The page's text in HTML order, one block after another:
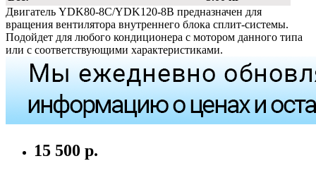
Двигатель YDK80-8C/YDK120-8B предназначен для
вращения вентилятора внутреннего блока сплит-системы.
Подойдет для любого кондиционера с мотором данного типа
или с соответствующими характеристиками.
15 500 р.